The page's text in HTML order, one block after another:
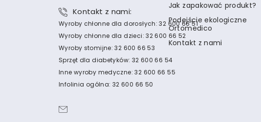
Kontakt z nami:
Wyroby chłonne dla dorosłych: 32 600 66 51
Wyroby chłonne dla dzieci: 32 600 66 52
Wyroby stomijne: 32 600 66 53
Sprzęt dla diabetyków: 32 600 66 54
Inne wyroby medyczne: 32 600 66 55
Infolinia ogólna: 32 600 66 50
Jak zapakować produkt?
Podejście ekologiczne
Ortomedico
Kontakt z nami